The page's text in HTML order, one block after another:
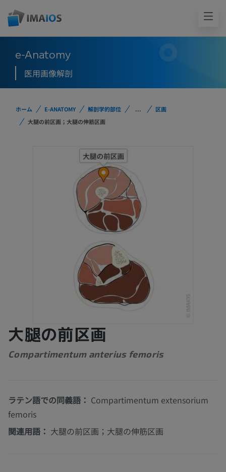
e-Anatomy
医用画像解剖
ホーム E-ANATOMY 解剖学的部位 ...
区画
大腿の前区画；大腿の伸筋区画
大腿の前区画
Compartimentum anterius femoris
ラテン語での同義語： Compartimentum extensorium
femoris
関連用語： 大腿の前区画；大腿の伸筋区画